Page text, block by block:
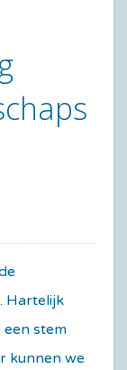
Hartelijk
stem
kunnen we